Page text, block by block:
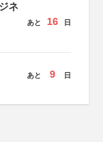
ネ
あと 16 日
あと 9 日